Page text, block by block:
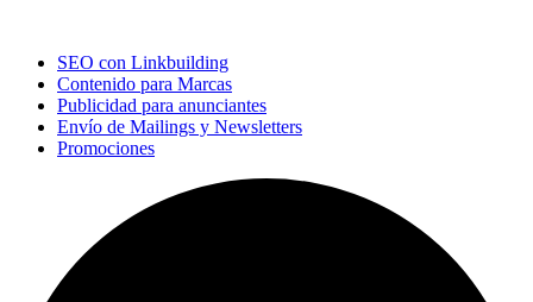
SEO con Linkbuilding
Contenido para Marcas
Publicidad para anunciantes
Envío de Mailings y Newsletters
Promociones